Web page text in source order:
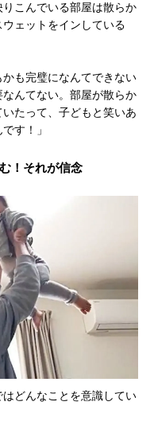
こんでいる部屋は散らか
ェットをインしている
も完璧になんてできない
んてない。部屋が散らか
たって、子どもと笑いあ
す！」
！それが信念
どんなことを意識してい